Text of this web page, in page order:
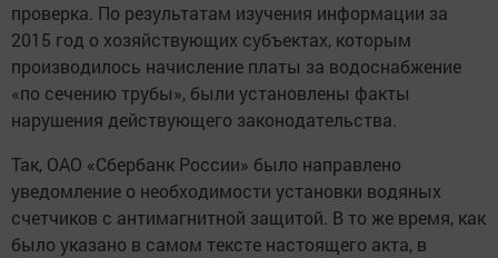
проверка. По результатам изучения информации за
2015 год о хозяйствующих субъектах, которым
производилось начисление платы за водоснабжение
«по сечению трубы», были установлены факты
нарушения действующего законодательства.
Так, ОАО «Сбербанк России» было направлено
уведомление о необходимости установки водяных
счетчиков с антимагнитной защитой. В то же время, как
было указано в самом тексте настоящего акта, в